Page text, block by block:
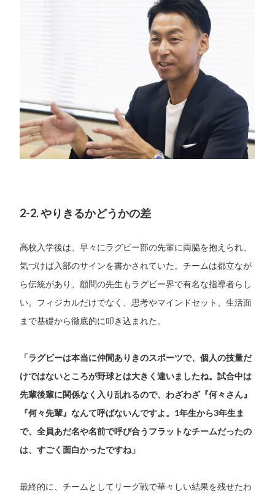
2-2. やりきるかどうかの差
高校入学後は、早々にラグビー部の先輩に両脇を抱えられ、
気づけば入部のサインを書かされていた。チームは都立なが
ら伝統があり、顧問の先生もラグビー界で有名な指導者らし
い。フィジカルだけでなく、思考やマインドセット、生活面
まで基礎から徹底的に叩き込まれた。
「ラグビーは本当に仲間ありきのスポーツで、個人の技量だ
けではないところが野球とは大きく違いましたね。試合中は
先輩後輩に関係なく入り乱れるので、わざわざ『何々さん』
『何々先輩』なんて呼ばないんですよ。1年生から3年生ま
で、全員あだ名や名前で呼び合うフラットなチームだったの
は、すごく面白かったですね」
最終的に、チームとしてリーグ戦で華々しい結果を残せたわ